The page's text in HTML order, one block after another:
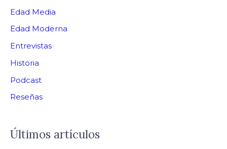
Edad Media
Edad Moderna
Entrevistas
Historia
Podcast
Reseñas
Últimos artículos